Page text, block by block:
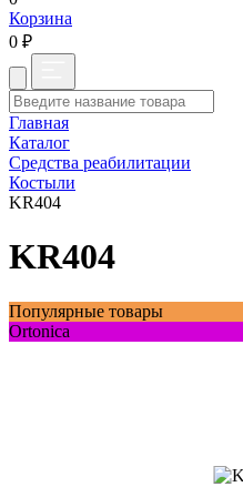
Корзина
0 ₽
Главная
Каталог
Средства реабилитации
Костыли
KR404
KR404
Популярные товары
Ortonica